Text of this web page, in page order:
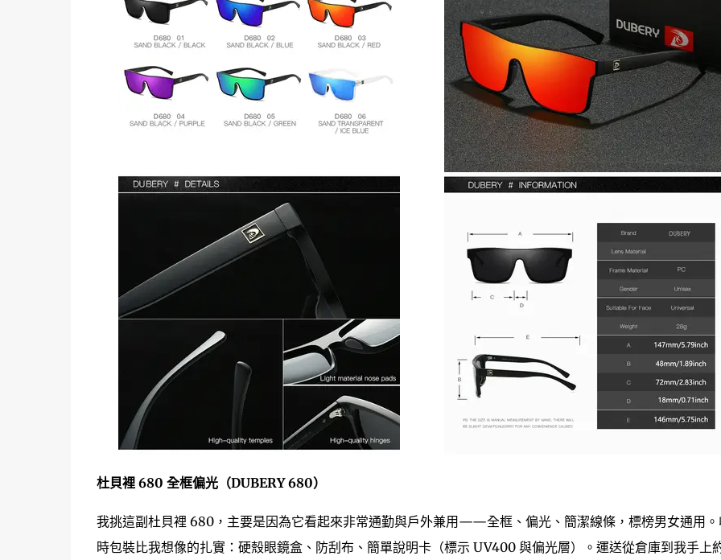
杜貝裡 680 全框偏光（DUBERY 680）
我挑這副杜貝裡 680，主要是因為它看起來非常通勤與戶外兼用——全框、偏光、簡潔線條，標榜男女通用。
時包裝比我想像的扎實：硬殼眼鏡盒、防刮布、簡單說明卡（標示 UV400 與偏光層）。運送從倉庫到我手上